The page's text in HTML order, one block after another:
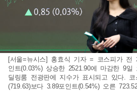
[서울=뉴시스] 홍효식 기자 = 코스피가 전
인트(0.03%) 상승한 2521.90에 마감한 9
딜링룸 전광판에 지수가 표시되고 있다.
(719.63)보다 3.89포인트(0.54%) 오른